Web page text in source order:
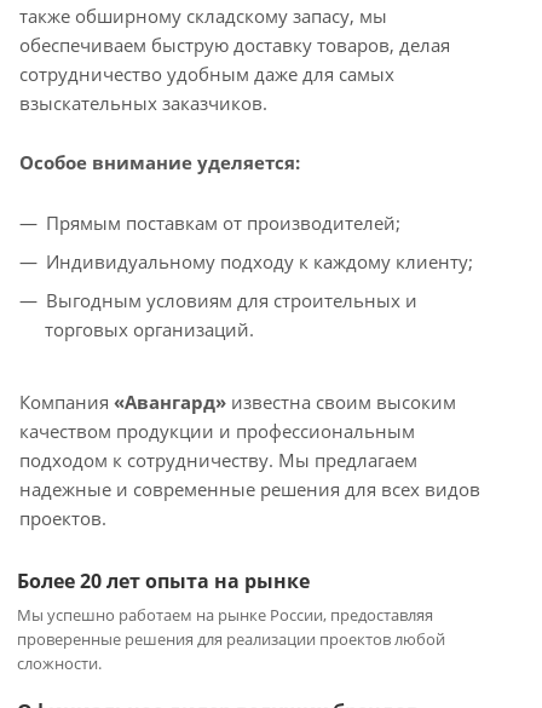
также обширному складскому запасу, мы
обеспечиваем быструю доставку товаров, делая
сотрудничество удобным даже для самых
взыскательных заказчиков.
Особое внимание уделяется:
Прямым поставкам от производителей;
Индивидуальному подходу к каждому клиенту;
Выгодным условиям для строительных и
торговых организаций.
Компания «Авангард» известна своим высоким
качеством продукции и профессиональным
подходом к сотрудничеству. Мы предлагаем
надежные и современные решения для всех видов
проектов.
Более 20 лет опыта на рынке
Мы успешно работаем на рынке России, предоставляя
проверенные решения для реализации проектов любой
сложности.